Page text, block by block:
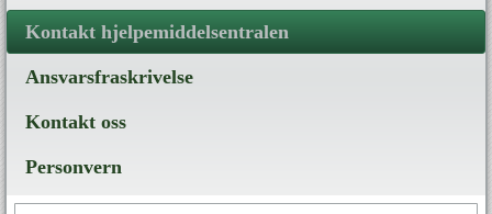
Kontakt hjelpemiddelsentralen
Ansvarsfraskrivelse
Kontakt oss
Personvern